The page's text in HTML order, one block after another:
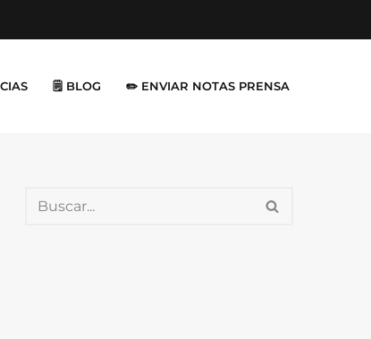
🗒️ BLOG ✏️ ENVIAR NOTAS PRENSA